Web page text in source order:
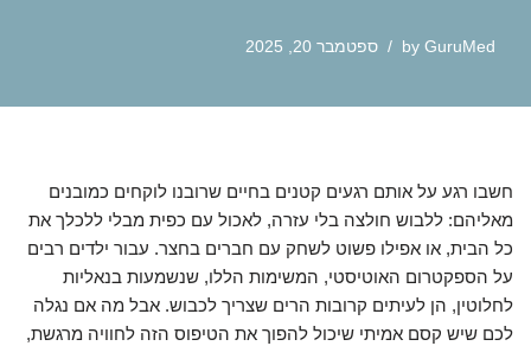
by GuruMed ספטמבר 20, 2025
חשבו רגע על אותם רגעים קטנים בחיים שרובנו לוקחים כמובנים
מאליהם: ללבוש חולצה בלי עזרה, לאכול עם כפית מבלי ללכלך את
כל הבית, או אפילו פשוט לשחק עם חברים בחצר. עבור ילדים רבים
על הספקטרום האוטיסטי, המשימות הללו, שנשמעות בנאליות
לחלוטין, הן לעיתים קרובות הרים שצריך לכבוש. אבל מה אם נגלה
לכם שיש קסם אמיתי שיכול להפוך את הטיפוס הזה לחוויה מרגשת,